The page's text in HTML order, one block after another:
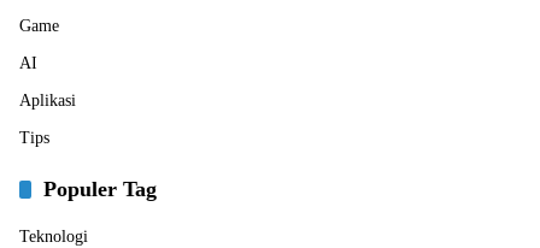
Game
AI
Aplikasi
Tips
Populer Tag
Teknologi